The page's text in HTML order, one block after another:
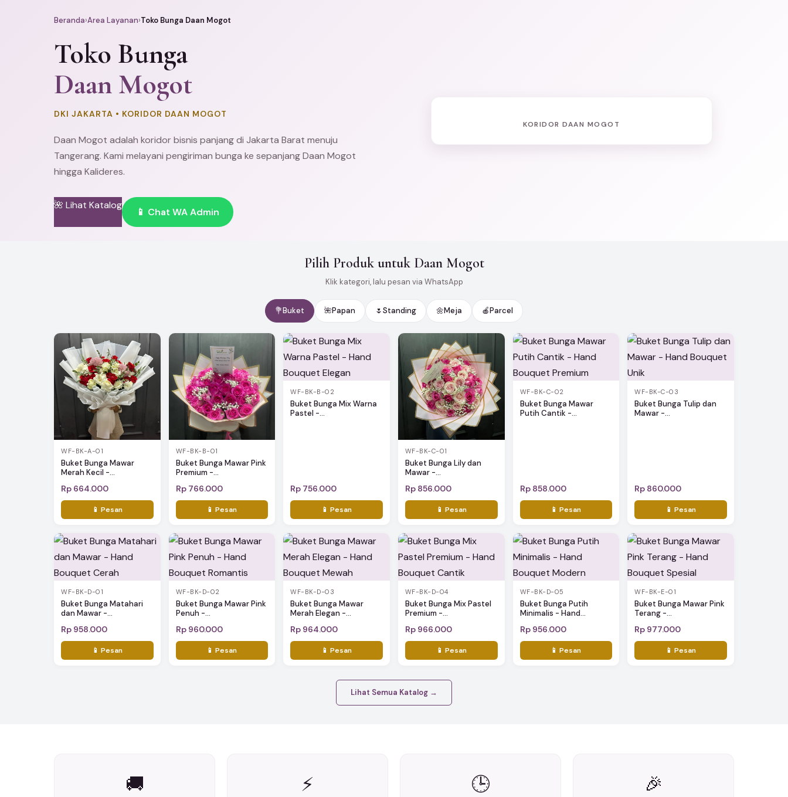
Beranda›Area Layanan›Toko Bunga Daan Mogot
Toko Bunga
Daan Mogot
DKI JAKARTA • KORIDOR DAAN MOGOT
Daan Mogot adalah koridor bisnis panjang di Jakarta Barat menuju
Tangerang. Kami melayani pengiriman bunga ke sepanjang Daan Mogot
hingga Kalideres.
🌺 Lihat Katalog
📱 Chat WA Admin
KORIDOR DAAN MOGOT
Pilih Produk untuk Daan Mogot
Klik kategori, lalu pesan via WhatsApp
💐Buket 🌺Papan 🌷Standing 🌼Meja 🍎Parcel
WF-BK-A-01
Buket Bunga Mawar
Merah Kecil -...
Rp 664.000
📱 Pesan
WF-BK-B-01
Buket Bunga Mawar Pink
Premium -...
Rp 766.000
📱 Pesan
WF-BK-B-02
Buket Bunga Mix Warna
Pastel -...
Rp 756.000
📱 Pesan
WF-BK-C-01
Buket Bunga Lily dan
Mawar -...
Rp 856.000
📱 Pesan
WF-BK-C-02
Buket Bunga Mawar
Putih Cantik -...
Rp 858.000
📱 Pesan
WF-BK-C-03
Buket Bunga Tulip dan
Mawar -...
Rp 860.000
📱 Pesan
WF-BK-D-01
Buket Bunga Matahari
dan Mawar -...
Rp 958.000
📱 Pesan
WF-BK-D-02
Buket Bunga Mawar Pink
Penuh -...
Rp 960.000
📱 Pesan
WF-BK-D-03
Buket Bunga Mawar
Merah Elegan -...
Rp 964.000
📱 Pesan
WF-BK-D-04
Buket Bunga Mix Pastel
Premium -...
Rp 966.000
📱 Pesan
WF-BK-D-05
Buket Bunga Putih
Minimalis - Hand...
Rp 956.000
📱 Pesan
WF-BK-E-01
Buket Bunga Mawar Pink
Terang -...
Rp 977.000
📱 Pesan
Lihat Semua Katalog →
🚚 ⚡ 🕒 🎉